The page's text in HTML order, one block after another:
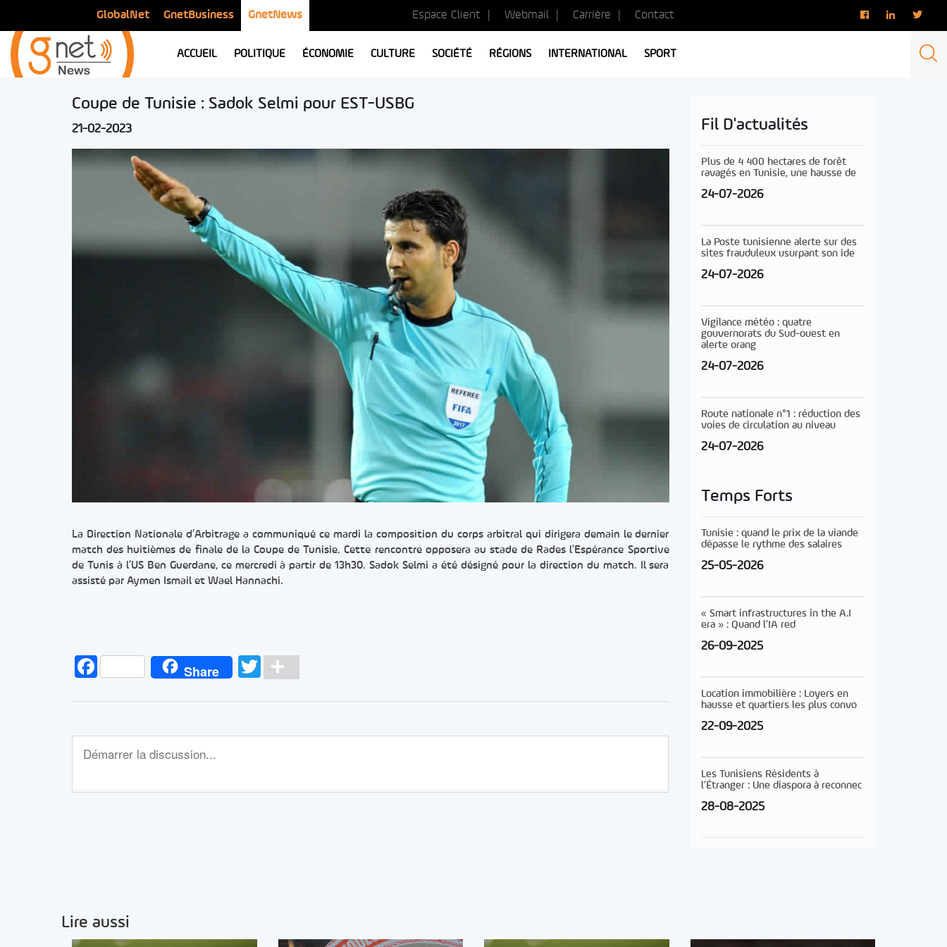
GlobalNet GnetBusiness GnetNews Espace Client Webmail Carrière Contact
ACCUEIL POLITIQUE ÉCONOMIE CULTURE SOCIÉTÉ RÉGIONS INTERNATIONAL SPORT
Coupe de Tunisie : Sadok Selmi pour EST-USBG
21-02-2023
La Direction Nationale d’Arbitrage a communiqué ce mardi la composition du corps arbitral qui dirigera demain le dernier
match des huitièmes de finale de la Coupe de Tunisie. Cette rencontre opposera au stade de Rades l’Espérance Sportive
de Tunis à l’US Ben Guerdane, ce mercredi à partir de 13h30. Sadok Selmi a été désigné pour la direction du match. Il sera
assisté par Aymen Ismail et Wael Hannachi.
FacebookShare TwitterPartager
Fil D'actualités
Plus de 4 400 hectares de forêt
ravagés en Tunisie, une hausse de
24-07-2026
La Poste tunisienne alerte sur des
sites frauduleux usurpant son ide
24-07-2026
Vigilance météo : quatre
gouvernorats du Sud-ouest en
alerte orang
24-07-2026
Route nationale n°1 : réduction des
voies de circulation au niveau
24-07-2026
Temps Forts
Tunisie : quand le prix de la viande
dépasse le rythme des salaires
25-05-2026
« Smart infrastructures in the A.I
era » : Quand l’IA red
26-09-2025
Location immobilière : Loyers en
hausse et quartiers les plus convo
22-09-2025
Les Tunisiens Résidents à
l’Étranger : Une diaspora à reconnec
28-08-2025
Lire aussi